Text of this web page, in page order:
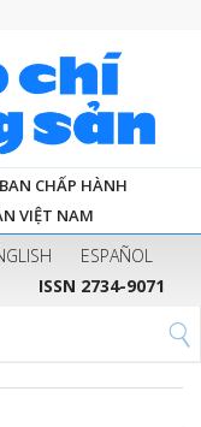
CHẤP HÀNH
VIỆT NAM
ESPAÑOL
ISSN 2734-9071